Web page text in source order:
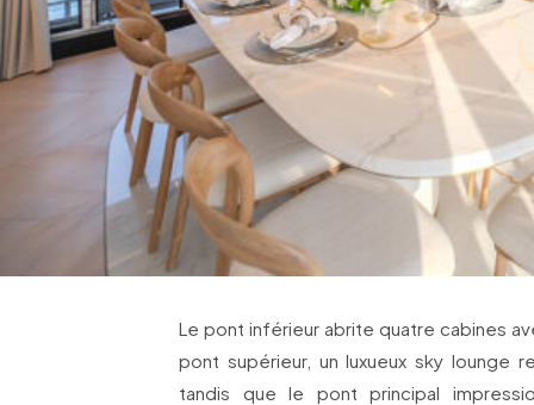
Le pont inférieur abrite quatre cabines
pont supérieur, un luxueux sky lounge
tandis que le pont principal